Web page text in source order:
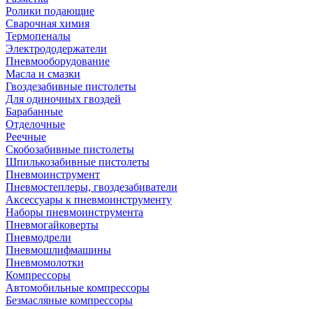
Ролики подающие
Сварочная химия
Термопеналы
Электрододержатели
Пневмооборудование
Масла и смазки
Гвоздезабивные пистолеты
Для одиночных гвоздей
Барабанные
Отделочные
Реечные
Скобозабивные пистолеты
Шпилькозабивные пистолеты
Пневмоинструмент
Пневмостеплеры, гвоздезабиватели
Аксессуары к пневмоинструменту
Наборы пневмоинструмента
Пневмогайковерты
Пневмодрели
Пневмошлифмашины
Пневмомолотки
Компрессоры
Автомобильные компрессоры
Безмасляные компрессоры